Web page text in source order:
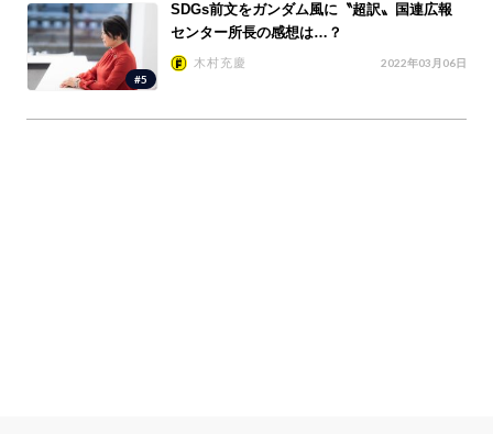
#5
SDGs前文をガンダム風に〝超訳〟国連広報
センター所長の感想は…？
木村充慶 2022年03月06日